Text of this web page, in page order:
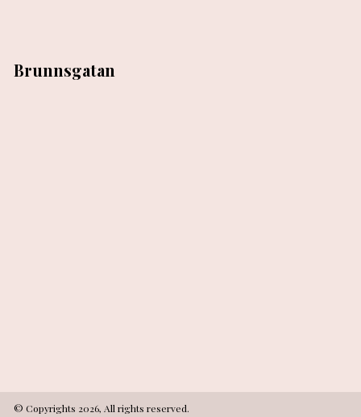
Brunnsgatan
© Copyrights 2026, All rights reserved.